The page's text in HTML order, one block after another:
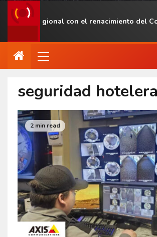
regional con el renacimiento del
seguridad hotelera
2 min read